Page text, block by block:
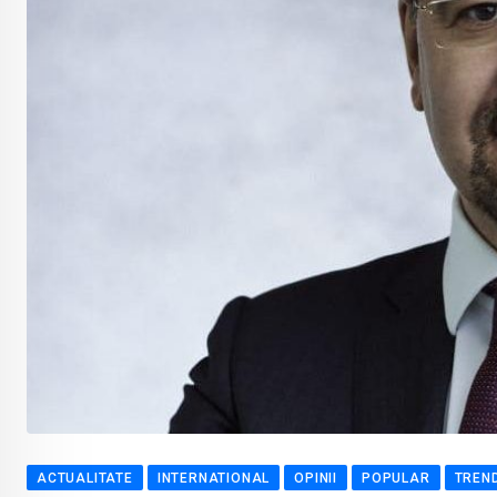
ACTUALITATE INTERNATIONAL OPINII POPULAR